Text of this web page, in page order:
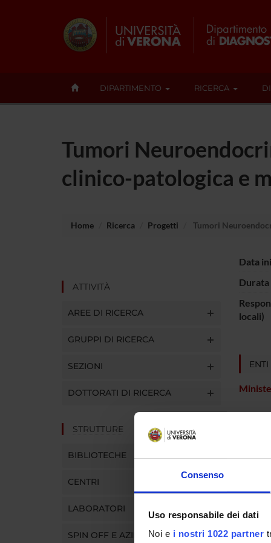
Consenso
Uso responsabile dei dati
Noi e i nostri 1022 partner
DIPARTIMENTO RICERCA
Tumori
clinico-patologica e
Home Ricerca Progetti Tumori
ATTIVITÀ
AREE DI RICERCA
GRUPPI DI RICERCA
SEZIONI
DOTTORATI DI RICERCA
STRUTTURE
BIBLIOTECHE
CENTRI
LABORATORI
SPIN OFF E AZIENDE
Data
Durata
locali)